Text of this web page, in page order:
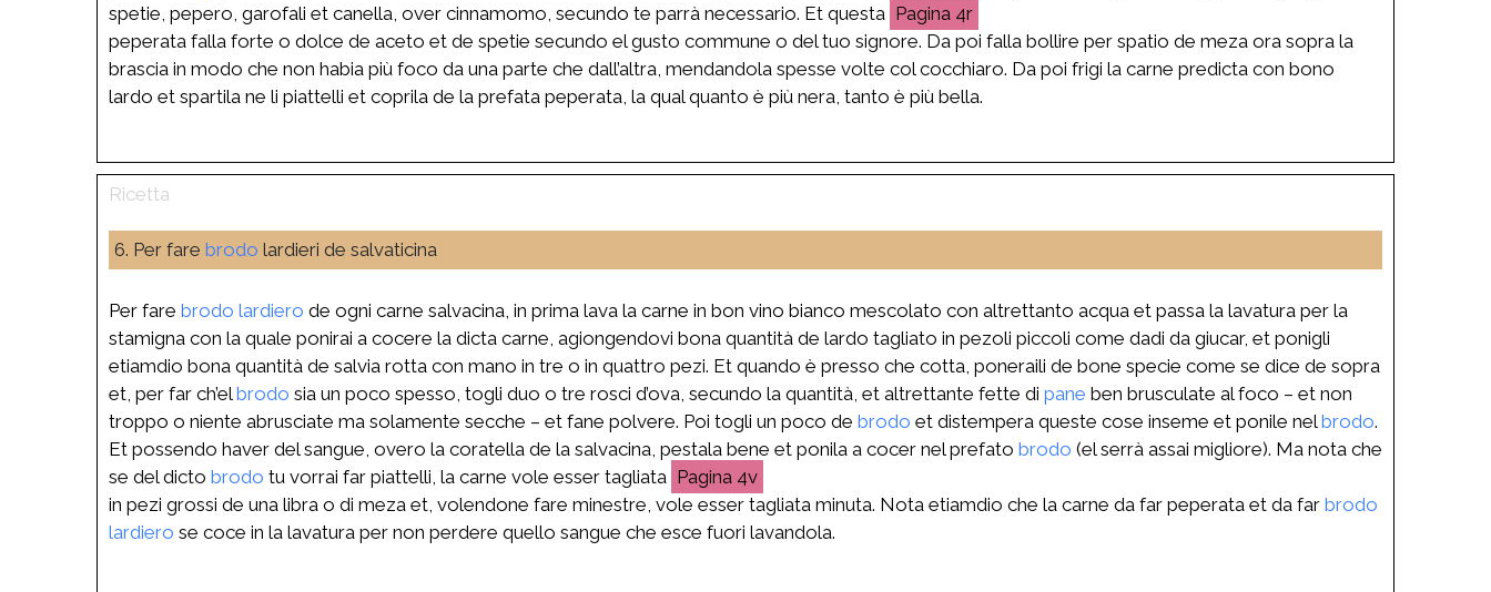
spetie, pepero, garofali et canella, over cinnamomo, secundo te parrà necessario. Et questa
4r
peperata falla forte o dolce de aceto et de spetie secundo el gusto commune o del tuo signore. Da poi falla bollire per spatio de meza ora sopra la
brascia in modo che non habia più foco da una parte che dall’altra, mendandola spesse volte col cocchiaro. Da poi frigi la carne predicta con bono
lardo et spartila ne li piattelli et coprila de la prefata peperata, la qual quanto è più nera, tanto è più bella.
6. Per fare brodo lardieri de salvaticina
Per fare brodo lardiero de ogni carne salvacina, in prima lava la carne in bon vino bianco mescolato con altrettanto acqua et passa la lavatura per la
stamigna con la quale ponirai a cocere la dicta carne, agiongendovi bona quantità de lardo tagliato in pezoli piccoli come dadi da giucar, et ponigli
etiamdio bona quantità de salvia rotta con mano in tre o in quattro pezi. Et quando è presso che cotta, poneraili de bone specie come se dice de sopra
et, per far ch’elbrodo sia un poco spesso, togli duo o tre rosci d’ova, secundo la quantità, et altrettante fette di pane ben brusculate al foco – et non
troppo o niente abrusciate ma solamente secche – et fane polvere. Poi togli un poco de brodo et distempera queste cose inseme et ponile nelbrodo.
Et possendo haver del sangue, overo la coratella de la salvacina, pestala bene et ponila a cocer nel prefato brodo (el serrà assai migliore). Ma nota che
se del dicto brodo tu vorrai far piattelli, la carne vole esser tagliata
4v
in pezi grossi de una libra o di meza et, volendone fare minestre, vole esser tagliata minuta. Nota etiamdio che la carne da far peperata et da far brodo
lardiero se coce in la lavatura per non perdere quello sangue che esce fuori lavandola.